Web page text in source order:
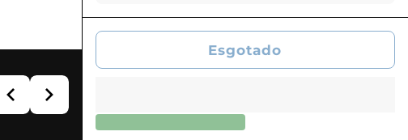
Esgotado